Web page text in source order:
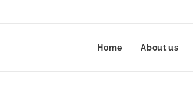
Home About us